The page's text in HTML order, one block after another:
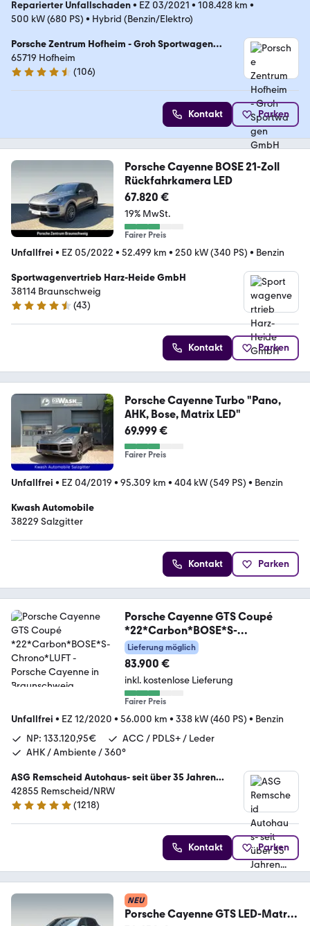
Reparierter Unfallschaden• EZ 03/2021 • 108.428 km •
500 kW (680 PS) • Hybrid (Benzin/Elektro)
Porsche Zentrum Hofheim - Groh Sportwagen
GmbH
65719 Hofheim
4.7 Sterne
(106)
Kontakt Parken
Porsche Cayenne BOSE 21-Zoll
Rückfahrkamera LED
67.820 €
19% MwSt.
Fairer Preis
Unfallfrei • EZ 05/2022 • 52.499 km • 250 kW (340 PS) • Benzin
Sportwagenvertrieb Harz-Heide GmbH
38114 Braunschweig
4.4 Sterne
(43)
Kontakt Parken
Porsche Cayenne Turbo "Pano,
AHK, Bose, Matrix LED"
69.999 €
Fairer Preis
Unfallfrei • EZ 04/2019 • 95.309 km • 404 kW (549 PS) • Benzin
Kwash Automobile
38229 Salzgitter
Kontakt Parken
Porsche Cayenne GTS Coupé
*22*Carbon*BOSE*S-
Chrono*LUFT
Lieferung möglich
83.900 €
inkl. kostenlose Lieferung
Fairer Preis
Unfallfrei • EZ 12/2020 • 56.000 km • 338 kW (460 PS) • Benzin
NP: 133.120,95€
ACC / PDLS+ / Leder
AHK / Ambiente / 360°
ASG Remscheid Autohaus- seit über 35 Jahren...
42855 Remscheid/NRW
4.8 Sterne
(1218)
Kontakt Parken
NEU
Porsche Cayenne GTS LED-Matrix